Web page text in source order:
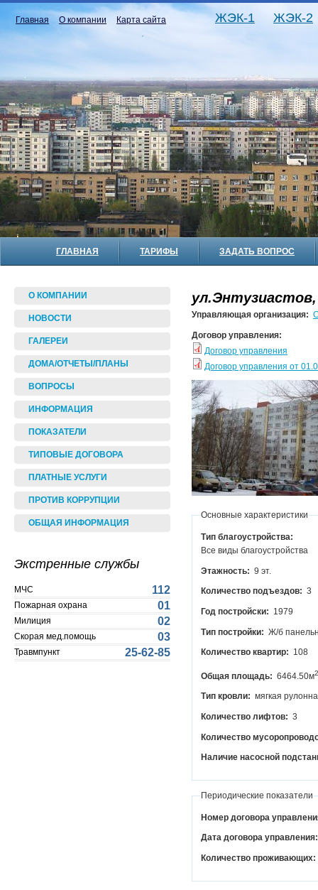
Главная О компании Карта сайта ЖЭК-1 ЖЭК-2
ГЛАВНАЯ ТАРИФЫ ЗАДАТЬ ВОПРОС
О КОМПАНИИ
НОВОСТИ
ГАЛЕРЕИ
ДОМА/ОТЧЕТЫ/ПЛАНЫ
ВОПРОСЫ
ИНФОРМАЦИЯ
ПОКАЗАТЕЛИ
ТИПОВЫЕ ДОГОВОРА
ПЛАТНЫЕ УСЛУГИ
ПРОТИВ КОРРУПЦИИ
ОБЩАЯ ИНФОРМАЦИЯ
Экстренные службы
МЧС 112
Пожарная охрана 01
Милиция 02
Скорая мед.помощь 03
Травмпункт 25-62-85
Управляющая организация:
Договор управления:
Договор управления
Договор управления от
Основные характеристики
Тип благоустройства:
Все виды благоустройства
Этажность: 9 эт.
Количество подъездов: 3
Год постройски: 1979
Тип постройки: Ж/б
Количество квартир: 108
Общая площадь: 6464.50м2
Тип кровли: мягкая
Количество лифтов: 3
Количество
Наличие насосной
Периодические показатели
Номер договора
Дата договора
Количество проживающих: